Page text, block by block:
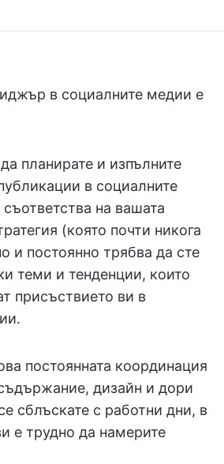
в социалните медии е
планирате и изпълните
в социалните
на вашата
(която почти никога
и постоянно трябва да сте
теми и тенденции, които
присъствието ви в
постоянната координация
дизайн и дори
сблъскате с работни дни, в
е трудно да намерите